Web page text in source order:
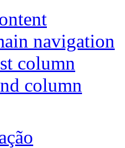
navigation
column
column